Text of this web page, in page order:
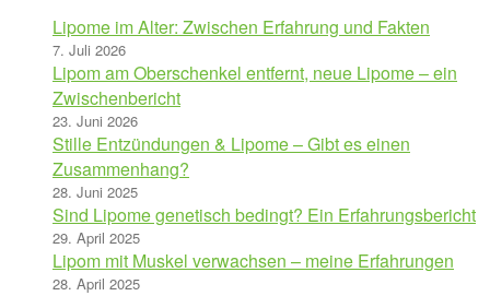
Lipome im Alter: Zwischen Erfahrung und Fakten
7. Juli 2026
Lipom am Oberschenkel entfernt, neue Lipome – ein
Zwischenbericht
23. Juni 2026
Stille Entzündungen & Lipome – Gibt es einen
Zusammenhang?
28. Juni 2025
Sind Lipome genetisch bedingt? Ein Erfahrungsbericht
29. April 2025
Lipom mit Muskel verwachsen – meine Erfahrungen
28. April 2025